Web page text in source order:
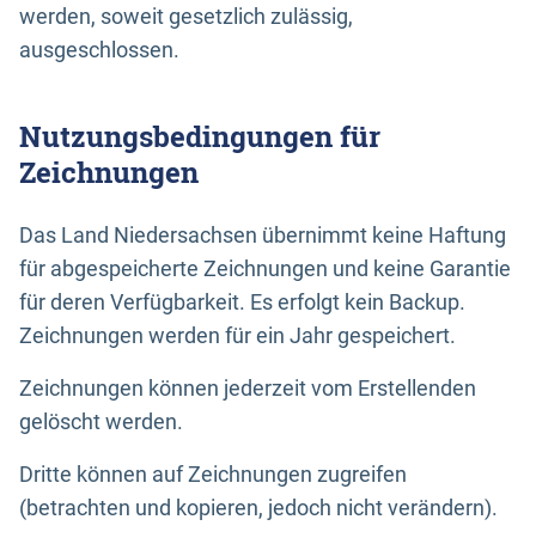
werden, soweit gesetzlich zulässig,
ausgeschlossen.
Nutzungsbedingungen für
Zeichnungen
Das Land Niedersachsen übernimmt keine Haftung
für abgespeicherte Zeichnungen und keine Garantie
für deren Verfügbarkeit. Es erfolgt kein Backup.
Zeichnungen werden für ein Jahr gespeichert.
Zeichnungen können jederzeit vom Erstellenden
gelöscht werden.
Dritte können auf Zeichnungen zugreifen
(betrachten und kopieren, jedoch nicht verändern).